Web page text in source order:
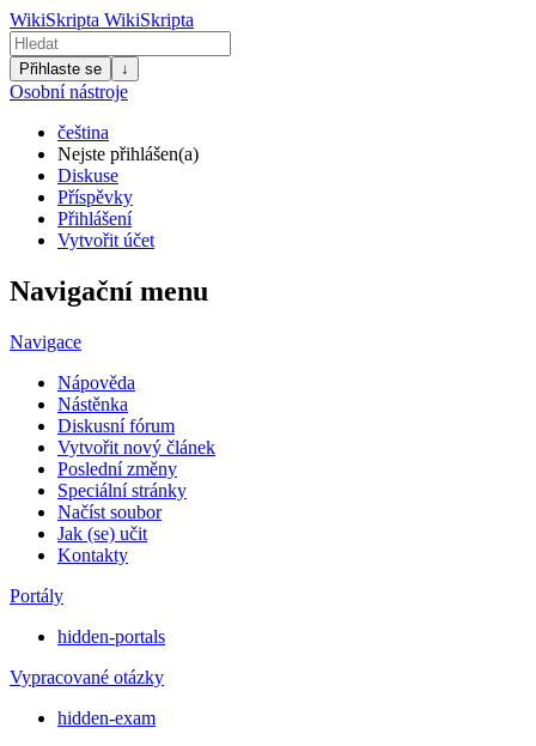
WikiSkripta WikiSkripta
Přihlaste se ↓
Osobní nástroje
čeština
Nejste přihlášen(a)
Diskuse
Příspěvky
Přihlášení
Vytvořit účet
Navigační menu
Navigace
Nápověda
Nástěnka
Diskusní fórum
Vytvořit nový článek
Poslední změny
Speciální stránky
Načíst soubor
Jak (se) učit
Kontakty
Portály
hidden-portals
Vypracované otázky
hidden-exam